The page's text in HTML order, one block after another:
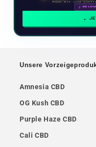
Mach mit und
🗓
Unsere
Amnesia CBD
OG Kush CBD
Purple Haze CBD
Cali CBD